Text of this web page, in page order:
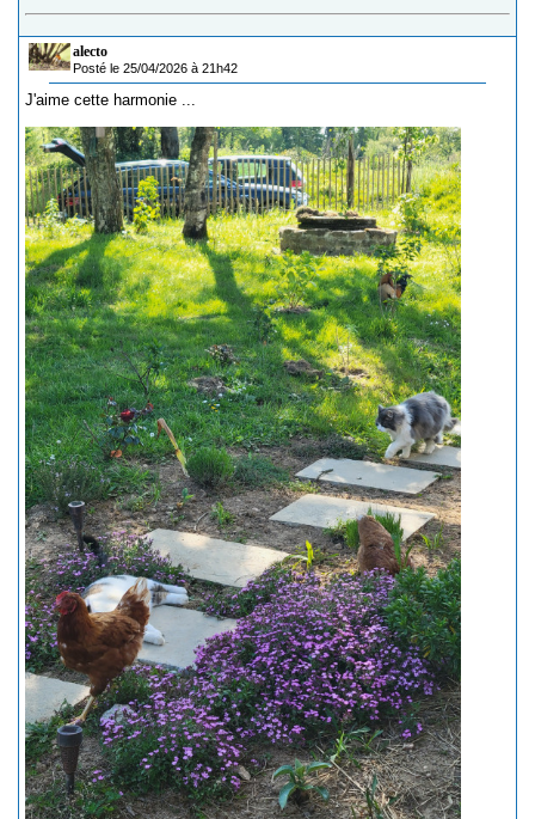
alecto
Posté le 25/04/2026 à 21h42
J'aime cette harmonie ...